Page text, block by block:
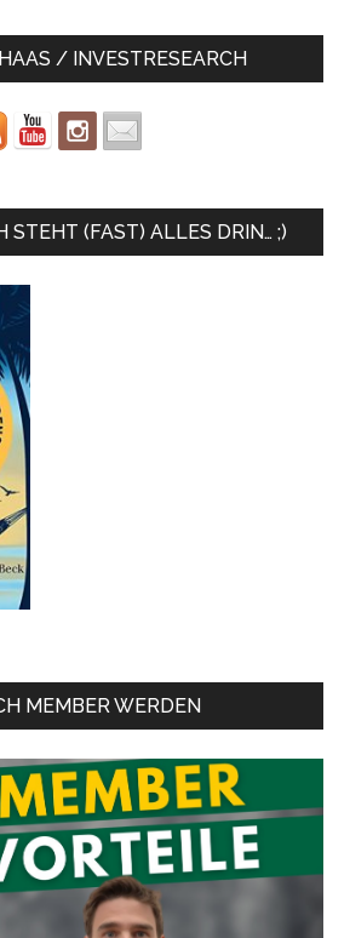
/ INVESTRESEARCH
STEHT (FAST) ALLES DRIN… ;)
MEMBER WERDEN